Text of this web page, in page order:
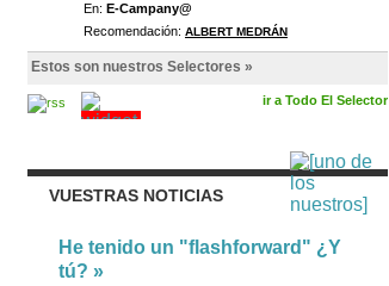
En: E-Campany@
Recomendación: ALBERT MEDRÁN
Estos son nuestros Selectores »
ir a Todo El Selector
VUESTRAS NOTICIAS
He tenido un "flashforward" ¿Y
tú? »